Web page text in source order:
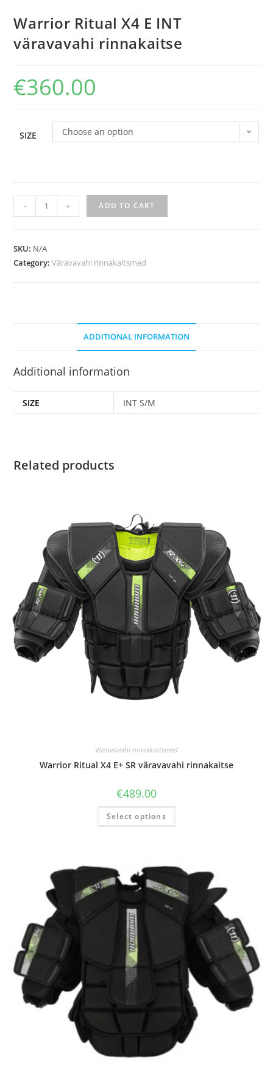
Warrior Ritual X4 E INT
väravavahi rinnakaitse
€360.00
SIZE Choose an option
- + ADD TO CART
SKU: N/A
Category:Väravavahi rinnakaitsmed
ADDITIONAL INFORMATION
Additional information
SIZE INT S/M
Related products
Väravavahi rinnakaitsmed
Warrior Ritual X4 E+ SR väravavahi rinnakaitse
€489.00
Select options